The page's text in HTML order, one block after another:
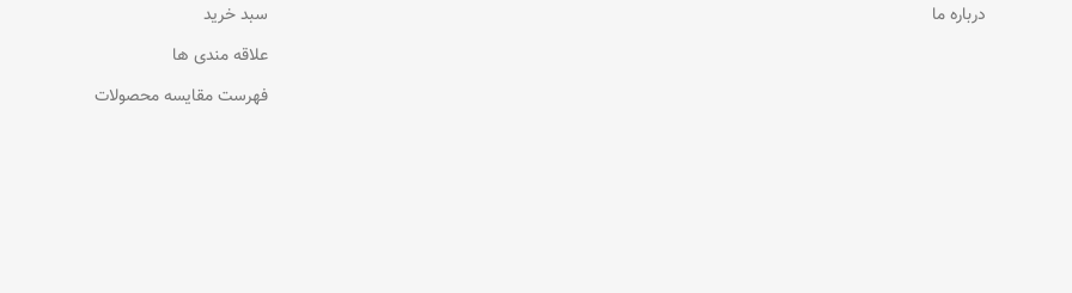
درباره ما
سبد خرید
علاقه مندی ها
فهرست مقایسه محصولات